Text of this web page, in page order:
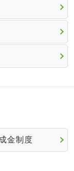
金制度